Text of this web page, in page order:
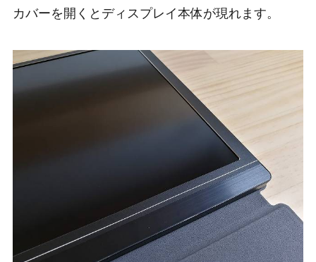
カバーを開くとディスプレイ本体が現れます。